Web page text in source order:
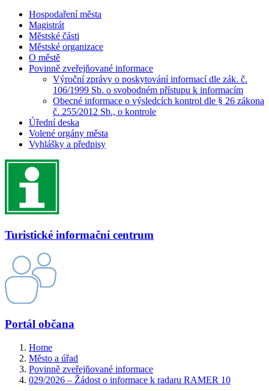
Hospodaření města
Magistrát
Městské části
Městské organizace
O městě
Povinně zveřejňované informace
Výroční zprávy o poskytování informací dle zák. č.
106/1999 Sb. o svobodném přístupu k informacím
Obecné informace o výsledcích kontrol dle § 26 zákona
č. 255/2012 Sb., o kontrole
Úřední deska
Volené orgány města
Vyhlášky a předpisy
Turistické informační centrum
Portál občana
Home
Město a úřad
Povinně zveřejňované informace
029/2026 – Žádost o informace k radaru RAMER 10